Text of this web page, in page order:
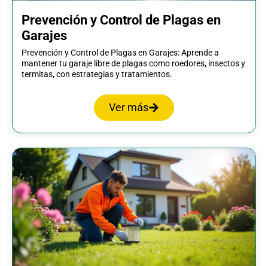
Prevención y Control de Plagas en
Garajes
Prevención y Control de Plagas en Garajes: Aprende a
mantener tu garaje libre de plagas como roedores, insectos y
termitas, con estrategias y tratamientos.
Ver más